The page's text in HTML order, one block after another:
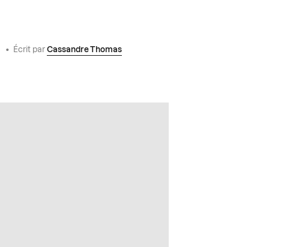
• Écrit par Cassandre Thomas